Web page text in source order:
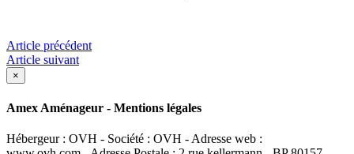
Article précédent
Article suivant
×
Amex Aménageur - Mentions légales
Hébergeur : OVH - Société : OVH - Adresse web :